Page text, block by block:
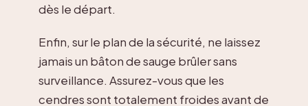
dès le départ.
Enfin, sur le plan de la sécurité, ne laissez
jamais un bâton de sauge brûler sans
surveillance. Assurez-vous que les
cendres sont totalement froides avant de